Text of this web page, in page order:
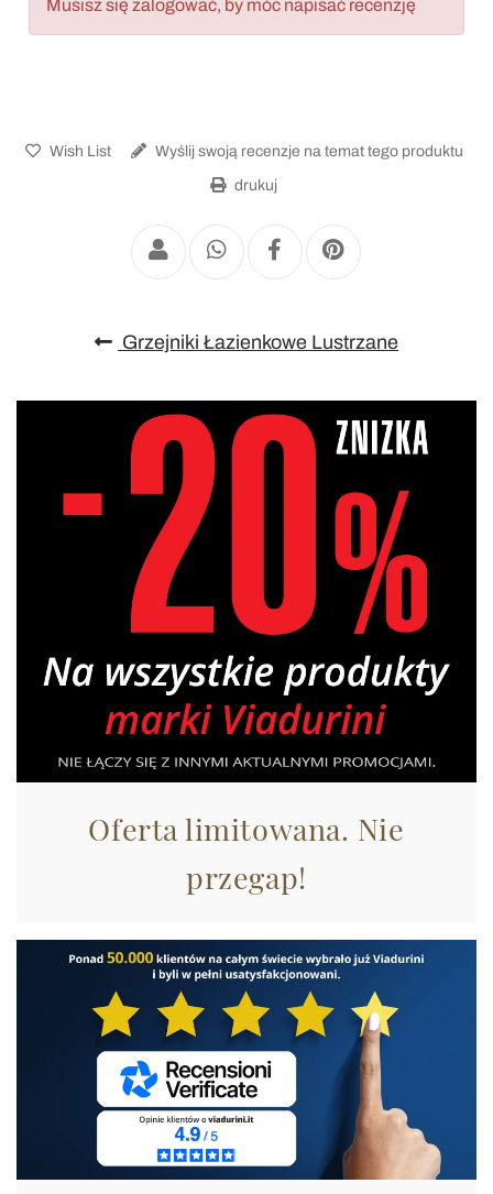
Musisz się zalogować, by móc napisać recenzję
Wish List Wyślij swoją recenzje na temat tego produktu
drukuj
Grzejniki Łazienkowe Lustrzane
Oferta limitowana. Nie
przegap!